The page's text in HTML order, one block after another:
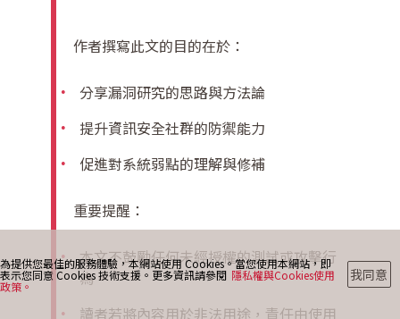
聯絡我們
作者撰寫此文的目的在於：
分享漏洞研究的思路與方法論
提升資訊安全社群的防禦能力
促進對系統弱點的理解與修補
重要提醒：
本文不鼓勵任何未經授權的測試或攻擊行
為。
讀者若將內容用於非法用途，責任由使用
為提供您最佳的服務體驗，本網站使用 Cookies。當您使用本網站，即
表示您同意 Cookies 技術支援。更多資訊請參閱 隱私權與Cookies使用
政策。
我同意